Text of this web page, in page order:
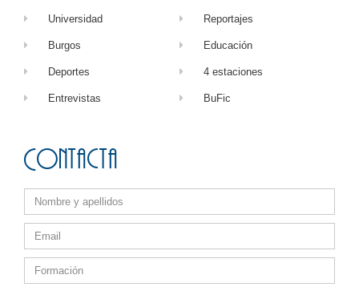
Universidad
Burgos
Deportes
Entrevistas
Reportajes
Educación
4 estaciones
BuFic
Contacta